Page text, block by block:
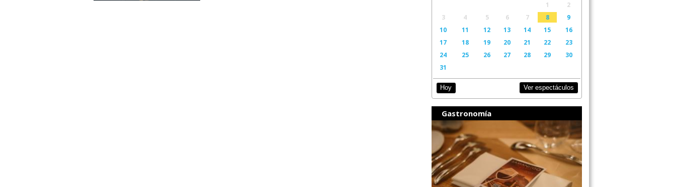
1
2
3
4 5 6 7 8
9
10
11 12 13 14 15
16
17
18 19 20 21 22
23
24
25 26 27 28 29
30
31
Hoy Ver espectáculos
Gastronomía